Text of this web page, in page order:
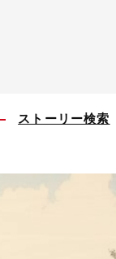
ストーリー検索